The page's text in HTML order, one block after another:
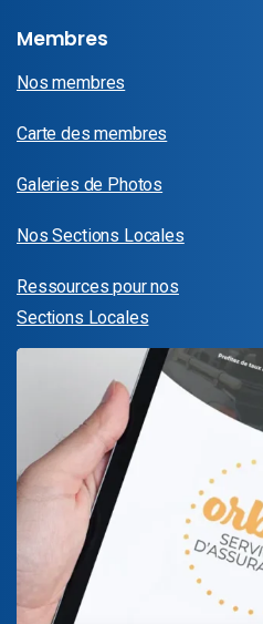
Membres
Nos membres
Carte des membres
Galeries de Photos
Nos Sections Locales
Ressources pour nos
Sections Locales